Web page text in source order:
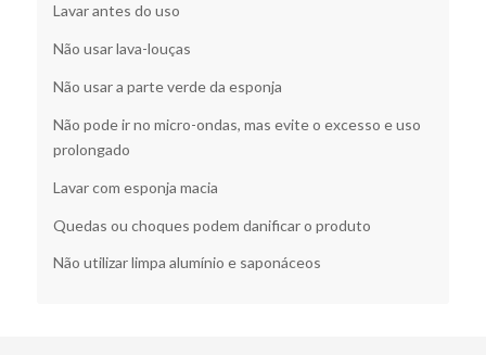
Lavar antes do uso
Não usar lava-louças
Não usar a parte verde da esponja
Não pode ir no micro-ondas, mas evite o excesso e uso
prolongado
Lavar com esponja macia
Quedas ou choques podem danificar o produto
Não utilizar limpa alumínio e saponáceos